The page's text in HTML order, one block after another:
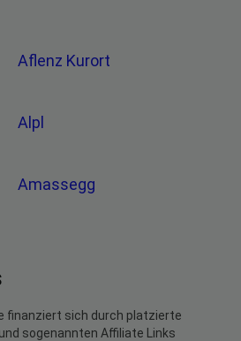
Aflenz Kurort
Alpl
Amassegg
finanziert sich durch platzierte
sogenannten Affiliate Links